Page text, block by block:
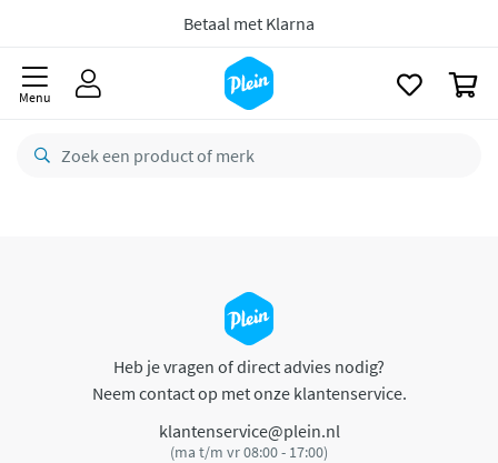
Betaal met Klarna
Menu
Heb je vragen of direct advies nodig?
Neem contact op met onze klantenservice.
klantenservice@plein.nl
(ma t/m vr 08:00 - 17:00)